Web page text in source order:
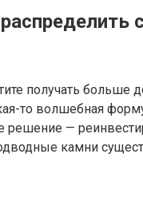
получать больше
то волшебная
решение —
камни